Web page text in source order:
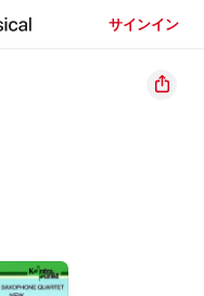
サインイン